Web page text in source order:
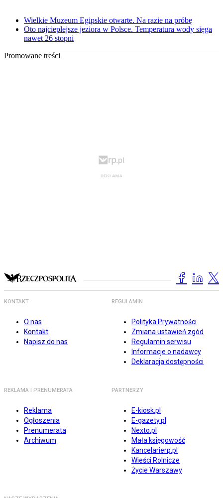
Wielkie Muzeum Egipskie otwarte. Na razie na próbę
Oto najcieplejsze jeziora w Polsce. Temperatura wody sięga
nawet 26 stopni
Promowane treści
KONTAKT
O nas
Kontakt
Napisz do nas
REGULAMIN
Polityka Prywatności
Zmiana ustawień zgód
Regulamin serwisu
Informacje o nadawcy
Deklaracja dostępności
REKLAMA I PRENUMERATA
Reklama
Ogłoszenia
Prenumerata
Archiwum
PARTNERZY
E-kiosk.pl
E-gazety.pl
Nexto.pl
Mała księgowość
Kancelarierp.pl
Wieści Rolnicze
Życie Warszawy